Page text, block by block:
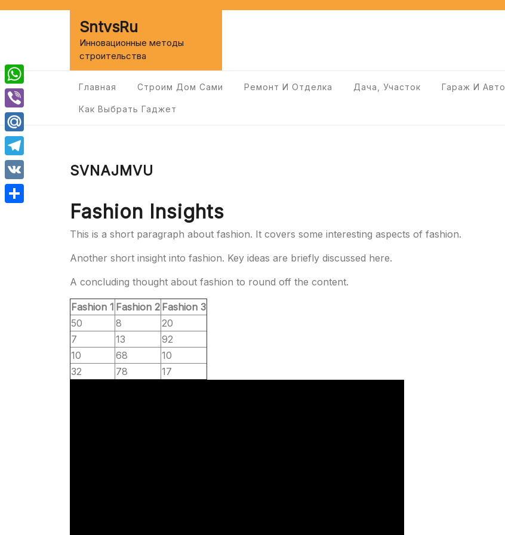
SntvsRu
Инновационные методы
строительства
Главная Строим Дом Сами Ремонт И Отделка Дача, Участок Гараж И Авто
Как Выбрать Гаджет
SVNAJMVU
Fashion Insights
This is a short paragraph about fashion. It covers some interesting aspects of fashion.
Another short insight into fashion. Key ideas are briefly discussed here.
A concluding thought about fashion to round off the content.
Fashion 1 Fashion 2 Fashion 3
50
8
20
7
13
92
10
68
10
32
78 17
WhatsApp
Viber
Mail.Ru
Telegram
VK